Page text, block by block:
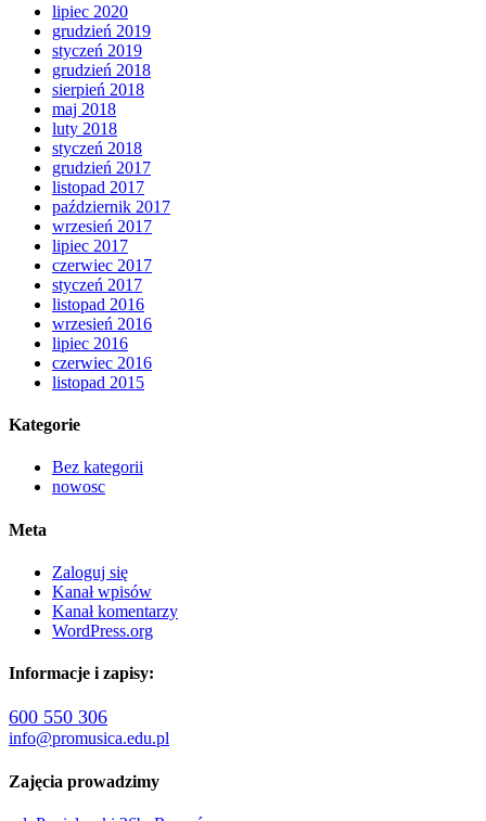
lipiec 2020
grudzień 2019
styczeń 2019
grudzień 2018
sierpień 2018
maj 2018
luty 2018
styczeń 2018
grudzień 2017
listopad 2017
październik 2017
wrzesień 2017
lipiec 2017
czerwiec 2017
styczeń 2017
listopad 2016
wrzesień 2016
lipiec 2016
czerwiec 2016
listopad 2015
Kategorie
Bez kategorii
nowosc
Meta
Zaloguj się
Kanał wpisów
Kanał komentarzy
WordPress.org
Informacje i zapisy:
600 550 306
info@promusica.edu.pl
Zajęcia prowadzimy